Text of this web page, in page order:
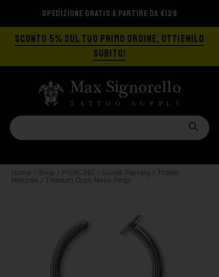
SPEDIZIONE GRATIS A PARTIRE DA €129
SCONTO 5% SUL TUO PRIMO ORDINE, OTTIENILO
SUBITO!
Home / Shop / PIERCING / Gioielli Piercing / Titanio
Naturale / Titanium Open Nose Rings